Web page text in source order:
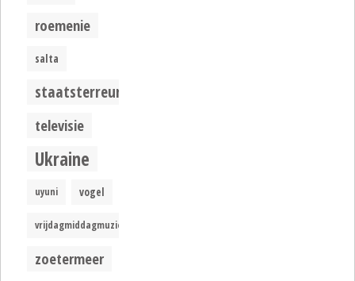
roemenie
salta
staatsterreur
televisie
Ukraine
uyuni vogel
vrijdagmiddagmuziek
zoetermeer